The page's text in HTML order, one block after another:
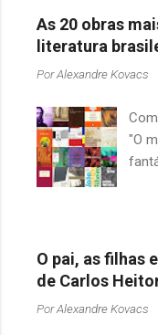
n
t
á
o
s
As 20 obras
literatura
PorAlexandre Kovacs
"O
a
O pai, as filhas
de Carlos
PorAlexandre Kovacs